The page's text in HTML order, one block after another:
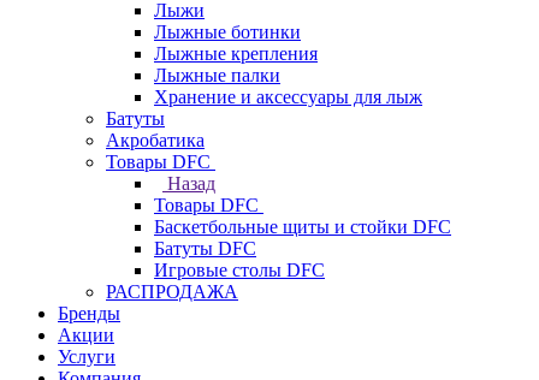
Лыжи
Лыжные ботинки
Лыжные крепления
Лыжные палки
Хранение и аксессуары для лыж
Батуты
Акробатика
Товары DFC
Назад
Товары DFC
Баскетбольные щиты и стойки DFC
Батуты DFC
Игровые столы DFC
РАСПРОДАЖА
Бренды
Акции
Услуги